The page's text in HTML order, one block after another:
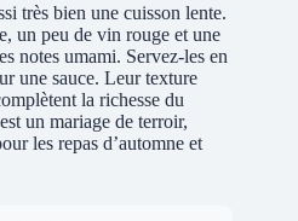
très bien une cuisson lente.
un peu de vin rouge et une
notes umami. Servez-les en
une sauce. Leur texture
la richesse du
un mariage de terroir,
les repas d’automne et